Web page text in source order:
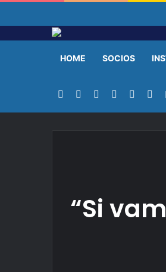
HOME SOCIOS
Facebook YouTubeInstagram
TikTok
“Si